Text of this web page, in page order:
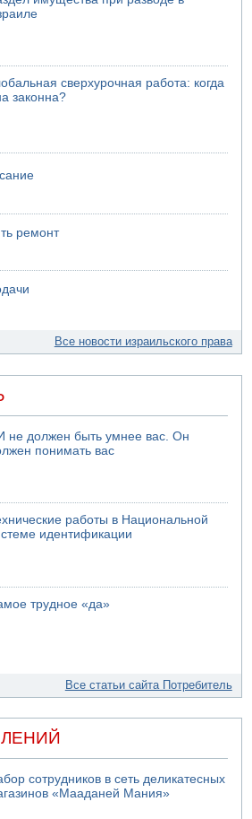
сверхурочная работа: когда
законна?
ремонт
Все новости израильского права
не должен быть умнее вас. Он
понимать вас
работы в Национальной
идентификации
трудное «да»
Все статьи сайта Потребитель
сотрудников в сеть деликатесных
«Мааданей Мания»